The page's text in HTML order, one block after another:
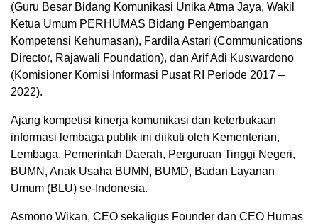
(Guru Besar Bidang Komunikasi Unika Atma Jaya, Wakil
Ketua Umum PERHUMAS Bidang Pengembangan
Kompetensi Kehumasan), Fardila Astari (Communications
Director, Rajawali Foundation), dan Arif Adi Kuswardono
(Komisioner Komisi Informasi Pusat RI Periode 2017 –
2022).
Ajang kompetisi kinerja komunikasi dan keterbukaan
informasi lembaga publik ini diikuti oleh Kementerian,
Lembaga, Pemerintah Daerah, Perguruan Tinggi Negeri,
BUMN, Anak Usaha BUMN, BUMD, Badan Layanan
Umum (BLU) se-Indonesia.
Asmono Wikan, CEO sekaligus Founder dan CEO Humas